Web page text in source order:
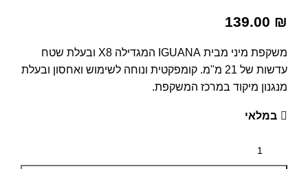
139.00 ₪
משקפת מיני מבית IGUANA המגדילה X8 ובעלת שטח
עדשות של 21 מ"מ. קומפקטית ונוחה לשימוש ואחסון ובעלת
מנגנון מיקוד במרכז המשקפת.
במלאי